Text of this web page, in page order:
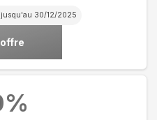
jusqu'au 30/12/2025
%